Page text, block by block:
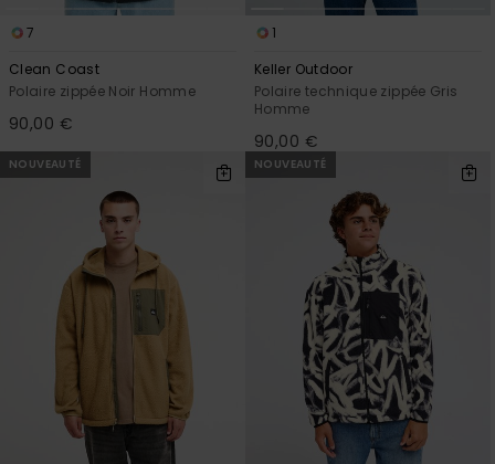
7
Clean Coast
Polaire zippée Noir Homme
90,00 €
1
Keller Outdoor
Polaire technique zippée Gris
Homme
90,00 €
NOUVEAUTÉ NOUVEAUTÉ